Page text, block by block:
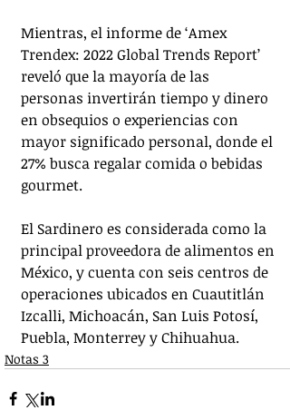
Mientras, el informe de ‘Amex
Trendex: 2022 Global Trends Report’
reveló que la mayoría de las
personas invertirán tiempo y dinero
en obsequios o experiencias con
mayor significado personal, donde el
27% busca regalar comida o bebidas
gourmet.
El Sardinero es considerada como la
principal proveedora de alimentos en
México, y cuenta con seis centros de
operaciones ubicados en Cuautitlán
Izcalli, Michoacán, San Luis Potosí,
Puebla, Monterrey y Chihuahua.
Notas 3